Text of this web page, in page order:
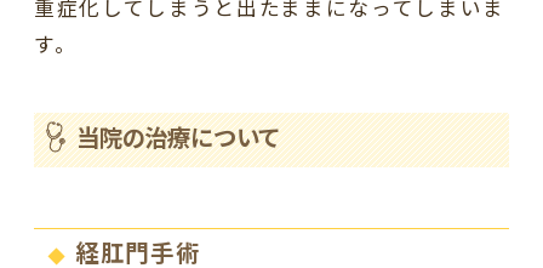
重症化してしまうと出たままになってしまいま
す。
当院の治療について
経肛門手術